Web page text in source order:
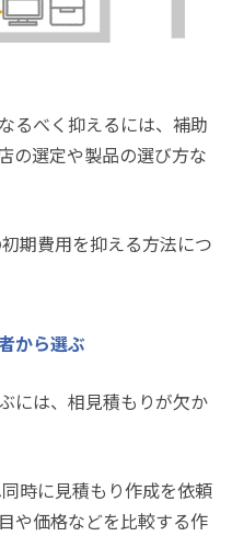
るべく抑えるには、補助
の選定や製品の選び方な
期費用を抑える方法につ
から選ぶ
には、相見積もりが欠か
時に見積もり作成を依頼
や価格などを比較する作